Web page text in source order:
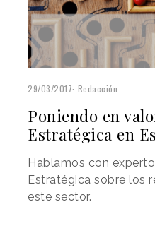
29/03/2017 Redacción
Poniendo en
Estratégica en
Hablamos con
Estratégica sobre los
este sector.